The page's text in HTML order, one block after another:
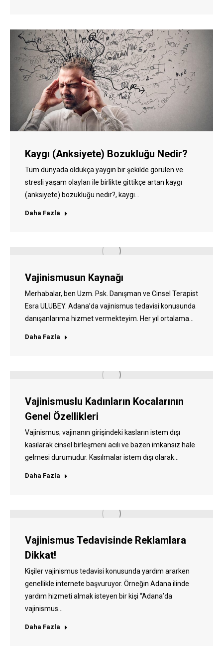
Kaygı (Anksiyete) Bozukluğu Nedir?
Tüm dünyada oldukça yaygın bir şekilde görülen ve
stresli yaşam olayları ile birlikte gittikçe artan kaygı
(anksiyete) bozukluğu nedir?, kaygı…
Daha Fazla
Vajinismusun Kaynağı
Merhabalar, ben Uzm. Psk. Danışman ve Cinsel Terapist
Esra ULUBEY. Adana’da vajinismus tedavisi konusunda
danışanlarıma hizmet vermekteyim. Her yıl ortalama…
Daha Fazla
Vajinismuslu Kadınların Kocalarının
Genel Özellikleri
Vajinismus; vajinanın girişindeki kasların istem dışı
kasılarak cinsel birleşmeni acılı ve bazen imkansız hale
gelmesi durumudur. Kasılmalar istem dışı olarak…
Daha Fazla
Vajinismus Tedavisinde Reklamlara
Dikkat!
Kişiler vajinismus tedavisi konusunda yardım ararken
genellikle internete başvuruyor. Örneğin Adana ilinde
yardım hizmeti almak isteyen bir kişi “Adana’da
vajinismus…
Daha Fazla